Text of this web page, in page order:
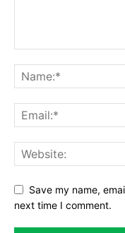
Save my name,
next time I comment.